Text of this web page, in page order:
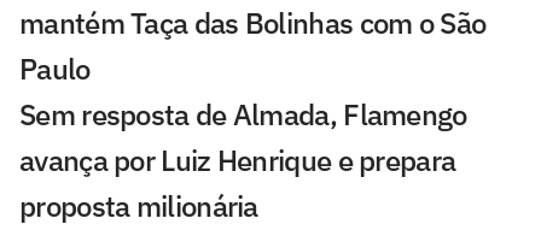
mantém Taça das Bolinhas com o São
Paulo
Sem resposta de Almada, Flamengo
avança por Luiz Henrique e prepara
proposta milionária